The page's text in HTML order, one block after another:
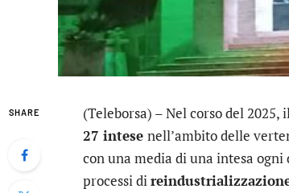
SHARE (Teleborsa) – Nel corso del 2025,
27 intese nell’ambito delle
con una media di una intesa
processi di